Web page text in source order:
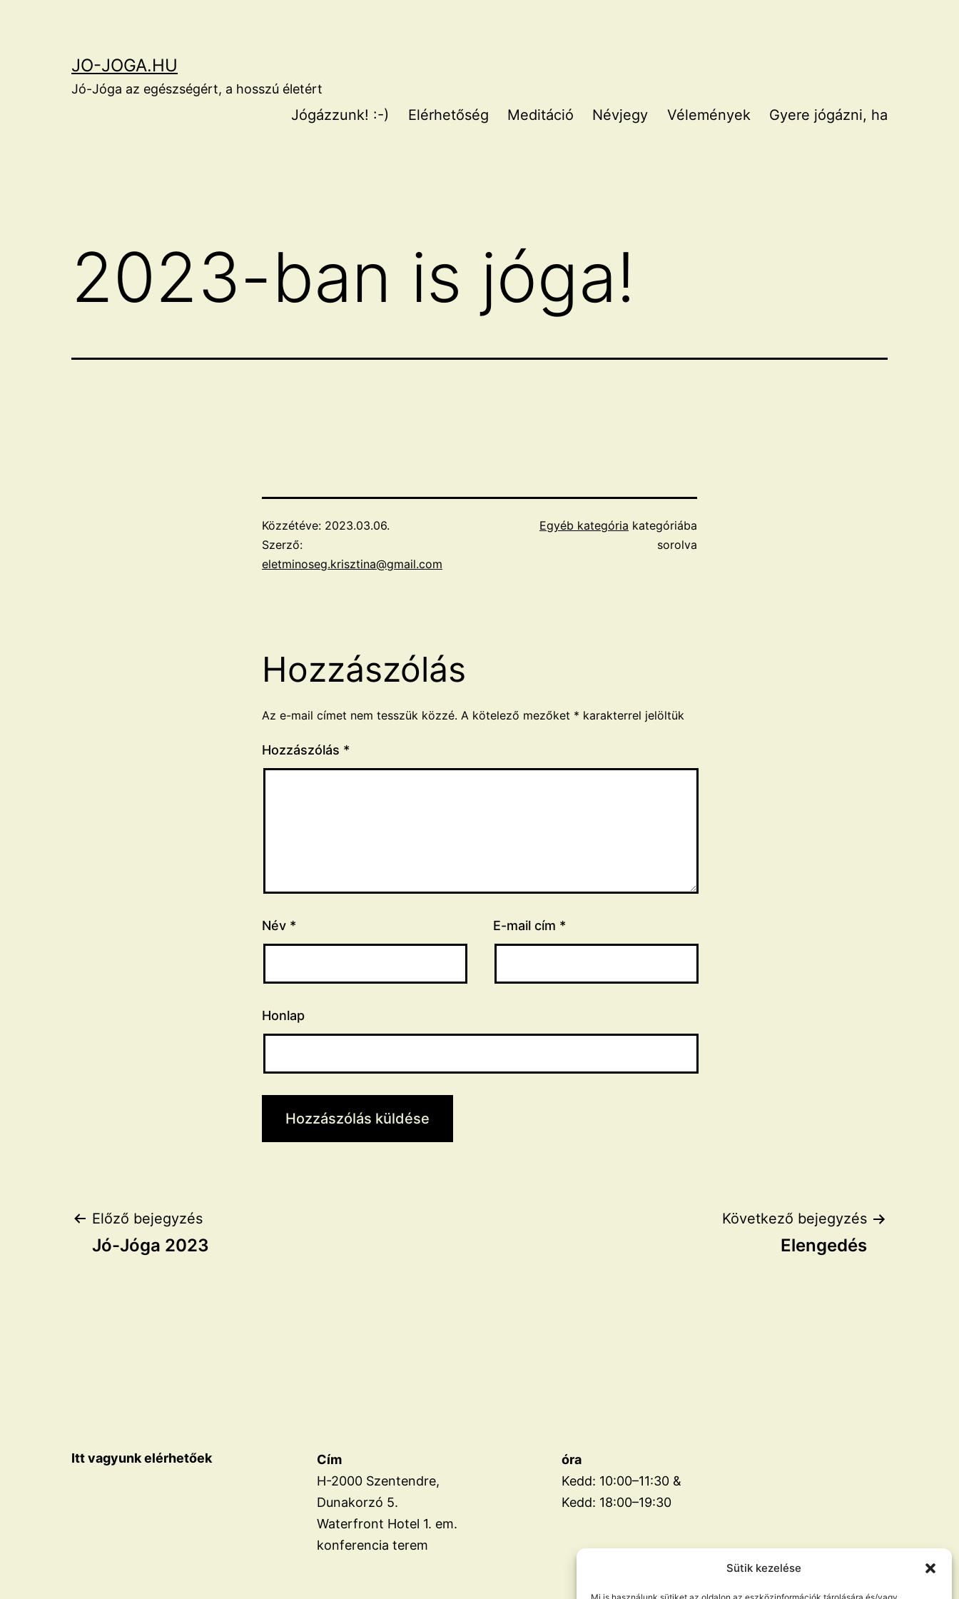
Sütik kezelése
tartalomhozJO-JOGA.HU
Jó-Jóga az egészségért, a hosszú életért
Jógázzunk! :-) Elérhetőség Meditáció Névjegy Vélemények Gyere jógázni, ha
2023-ban is jóga!
Közzétéve: 2023.03.06.
Szerző:
eletminoseg.krisztina@gmail.com
Egyéb kategória kategóriába
sorolva
Hozzászólás
Az e-mail címet nem tesszük közzé. A kötelező mezőket * karakterrel jelöltük
Hozzászólás *
Név * E-mail cím *
Honlap
Bejegyzés
Előző bejegyzés
Jó-Jóga 2023
Következő bejegyzés
Elengedés
Itt vagyunk elérhetőek
Cím
H-2000 Szentendre,
Dunakorzó 5.
Waterfront Hotel 1. em.
konferencia terem
óra
Kedd: 10:00–11:30 &
Kedd: 18:00–19:30